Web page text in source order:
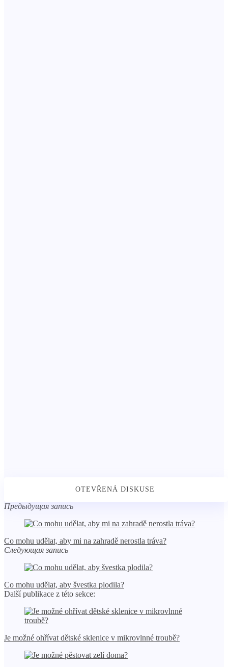
Предыдущая запись
Co mohu udělat, aby mi na zahradě nerostla tráva?
Следующая запись
Co mohu udělat, aby švestka plodila?
Další publikace z této sekce:
Je možné ohřívat dětské sklenice v mikrovlnné troubě?